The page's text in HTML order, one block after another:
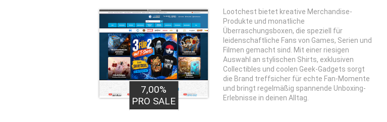
7,00%
PRO SALE
Lootchest bietet kreative Merchandise-
Produkte und monatliche
Überraschungsboxen, die speziell für
leidenschaftliche Fans von Games, Serien und
Filmen gemacht sind. Mit einer riesigen
Auswahl an stylischen Shirts, exklusiven
Collectibles und coolen Geek-Gadgets sorgt
die Brand treffsicher für echte Fan-Momente
und bringt regelmäßig spannende Unboxing-
Erlebnisse in deinen Alltag.